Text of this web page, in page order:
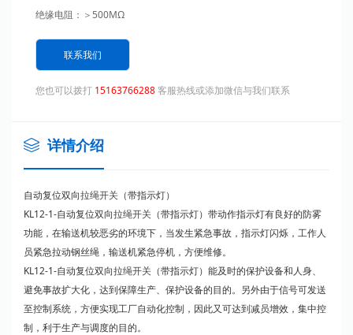
绝缘电阻：＞500MΩ
售前咨询：；
输出信号：无源开关量信号，常开+常闭
环境湿度：＜90
防护等级：IP65
复位方式：自动复位
响应时间：＜2mS
控制触点容量：AC380V/2A-1
联系我们
您也可以拨打 15163766288客服热线或添加微信与我们联系
详情介绍
自动复位双向拉绳开关 （带指示灯）
KL12-1-自动复位双向拉绳开关 （带指示灯）带动作指示灯有良好的防雾
功能，在输送机较恶劣的环境下，当发生紧急事故，指示灯闪烁，工作人
员紧急拉动钢丝绳，输送机紧急停机，方便维修。
KL12-1-自动复位双向拉绳开关 （带指示灯）能及时的保护设备和人身、
避免事故扩大化，达到保障生产、保护设备的目的。另外由于信号可发送
至控制系统，方便实现工厂自动化控制，因此又可达到减员增效，集中控
制，利于生产与调度的目的。